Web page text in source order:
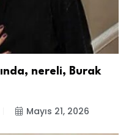
nereli, Burak
Mayıs 21, 2026